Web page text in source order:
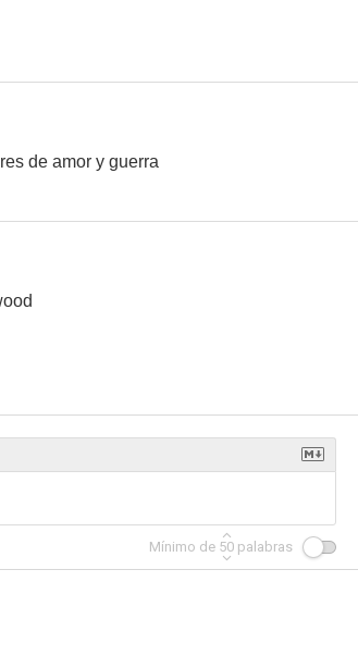
de amor y guerra
Mínimo de 50 palabras